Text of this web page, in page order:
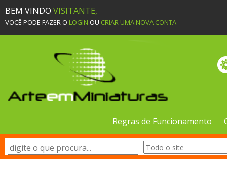
BEM VINDO VISITANTE,
VOCÊ PODE FAZER O LOGIN OU CRIAR UMA NOVA CONTA
Regras de Funcionamento